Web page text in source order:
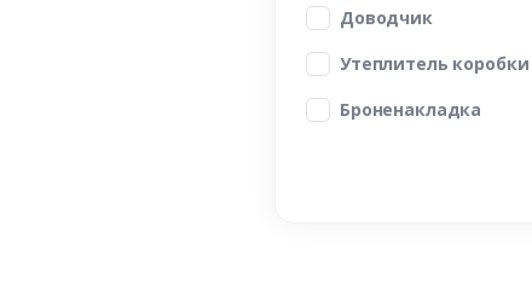
Доводчик
Утеплитель коробки
Броненакладка